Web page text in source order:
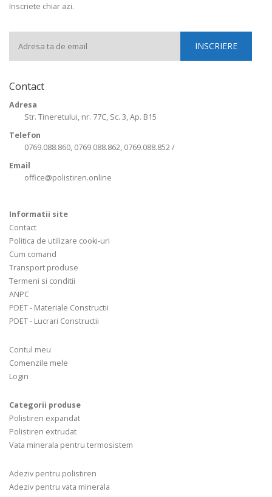
Inscriete chiar azi.
Contact
Adresa
Str. Tineretului, nr. 77C, Sc. 3, Ap. B15
Telefon
0769.088.860, 0769.088.862, 0769.088.852 /
Email
office@polistiren.online
Informatii site
Contact
Politica de utilizare cooki-uri
Cum comand
Transport produse
Termeni si conditii
ANPC
PDET - Materiale Constructii
PDET - Lucrari Constructii
Contul meu
Comenzile mele
Login
Categorii produse
Polistiren expandat
Polistiren extrudat
Vata minerala pentru termosistem
Adeziv pentru polistiren
Adeziv pentru vata minerala